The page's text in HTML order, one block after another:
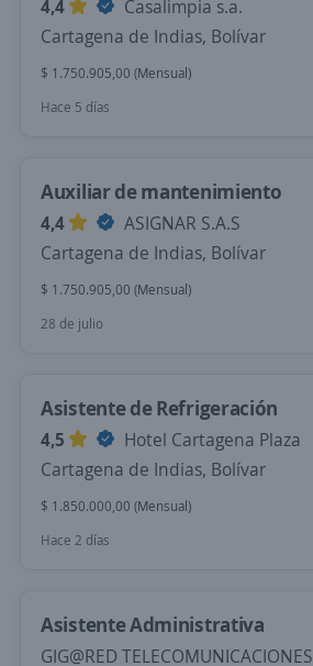
4,4
Casalimpia s.a.
Cartagena de Indias, Bolívar
$ 1.750.905,00 (Mensual)
Hace 5 días
Auxiliar de mantenimiento
4,4
ASIGNAR S.A.S
Cartagena de Indias, Bolívar
$ 1.750.905,00 (Mensual)
28 de julio
Asistente de Refrigeración
4,5
Hotel Cartagena Plaza
Cartagena de Indias, Bolívar
$ 1.850.000,00 (Mensual)
Hace 2 días
Asistente Administrativa
GIG@RED